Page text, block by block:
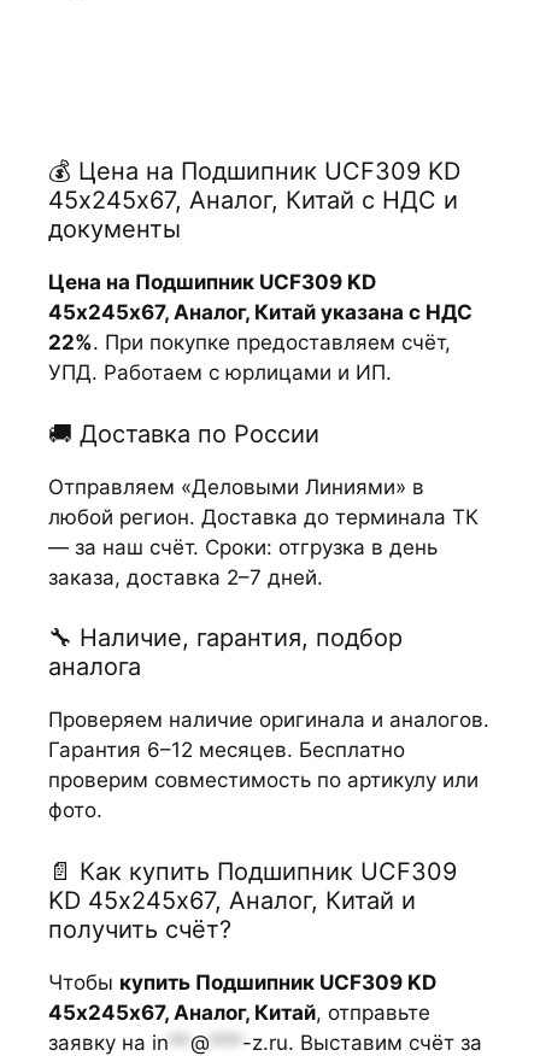
💰 Цена на Подшипник UCF309 KD
45х245х67, Аналог, Китай с НДС и
документы
Цена на Подшипник UCF309 KD
45х245х67, Аналог, Китай указана с НДС
22%. При покупке предоставляем счёт,
УПД. Работаем с юрлицами и ИП.
🚚 Доставка по России
Отправляем «Деловыми Линиями» в
любой регион. Доставка до терминала ТК
— за наш счёт. Сроки: отгрузка в день
заказа, доставка 2–7 дней.
🔧 Наличие, гарантия, подбор
аналога
Проверяем наличие оригинала и аналогов.
Гарантия 6–12 месяцев. Бесплатно
проверим совместимость по артикулу или
фото.
📄 Как купить Подшипник UCF309
KD 45х245х67, Аналог, Китай и
получить счёт?
Чтобы купить Подшипник UCF309 KD
45х245х67, Аналог, Китай, отправьте
заявку на in ** @ *** -z.ru. Выставим счёт за